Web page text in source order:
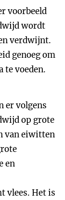
voorbeeld
wordt
verdwijnt.
genoeg om
te voeden.
er volgens
op grote
van eiwitten
en
vlees. Het is